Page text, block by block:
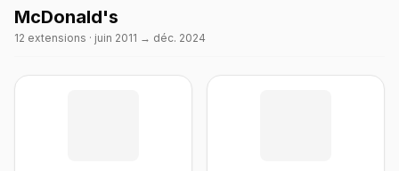
McDonald's
12 extensions · juin 2011 → déc. 2024